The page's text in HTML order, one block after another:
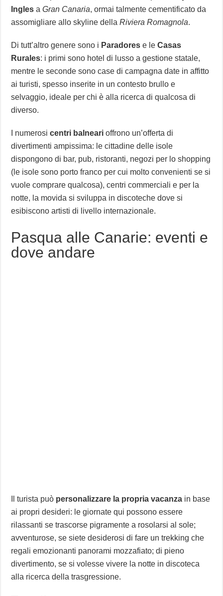
Ingles aGran Canaria, ormai talmente cementificato da
assomigliare allo skyline dellaRiviera Romagnola.
Di tutt’altro genere sono i Paradorese leCasas
Rurales: i primi sono hotel di lusso a gestione statale,
mentre le seconde sono case di campagna date in affitto
ai turisti, spesso inserite in un contesto brullo e
selvaggio, ideale per chi è alla ricerca di qualcosa di
diverso.
I numerosicentri balneari offrono un’offerta di
divertimenti ampissima: le cittadine delle isole
dispongono di bar, pub, ristoranti, negozi per lo shopping
(le isole sono porto franco per cui molto convenienti se si
vuole comprare qualcosa), centri commerciali e per la
notte, la movida si sviluppa in discoteche dove si
esibiscono artisti di livello internazionale.
Pasqua alle Canarie: eventi e
dove andare
Il turista può personalizzare la propria vacanza in base
ai propri desideri: le giornate qui possono essere
rilassanti se trascorse pigramente a rosolarsi al sole;
avventurose, se siete desiderosi di fare un trekking che
regali emozionanti panorami mozzafiato; di pieno
divertimento, se si volesse vivere la notte in discoteca
alla ricerca della trasgressione.